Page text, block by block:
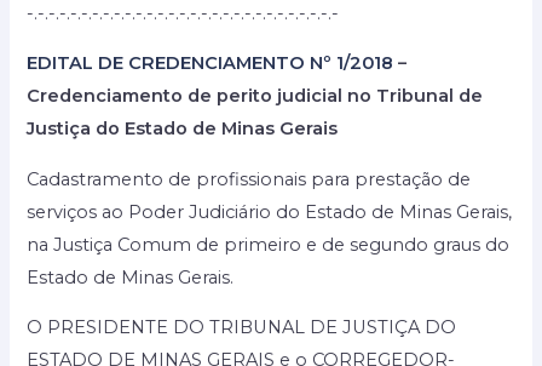
-.-.-.-.-.-.-.-.-.-.-.-.-.-.-.-.-.-.-.-.-.-.-.-.-.-.-.-.-
EDITAL DE CREDENCIAMENTO Nº 1/2018 –
Credenciamento de perito judicial no Tribunal de
Justiça do Estado de Minas Gerais
Cadastramento de profissionais para prestação de
serviços ao Poder Judiciário do Estado de Minas Gerais,
na Justiça Comum de primeiro e de segundo graus do
Estado de Minas Gerais.
O PRESIDENTE DO TRIBUNAL DE JUSTIÇA DO
ESTADO DE MINAS GERAIS e o CORREGEDOR-